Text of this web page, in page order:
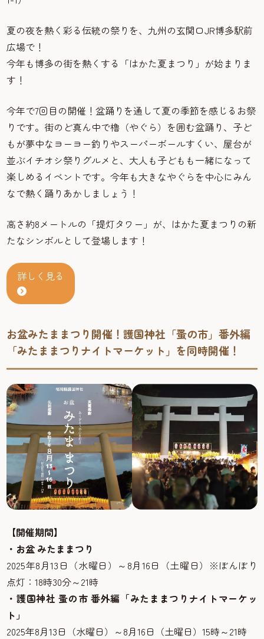
夏の夜を熱く彩る伝統の祭りを、九州の玄関口JR博多駅前
広場で！
今年も博多の街を熱くする「はかた夏まつり」が始まりま
す！
今年で7回目の開催！盆踊りを通して夏の季節を感じるお祭
りです。街のど真ん中で櫓（やぐら）を囲む盆踊り、子ど
もが夢中なヨーヨー釣りやスーパーボールすくい、屋台が
並ぶイチオシ祭りグルメと、大人も子どもも一緒になって
楽しめるイベントです。今年も大きなやぐらを中心にみん
なで熱く踊りあかしましょう！
高さ約8メートルの「提灯タワー」が、はかた夏まつりの新
たなシンボルとして登場します！
詳しく見る
お盆みたままつり開催！護国神社「蚤の市」番外編
「みたままつりナイトマーケット」を同時開催！
【開催期間】
・お盆 みたままつり
2025年8月13日（水曜日）～8月16日（土曜日）※ぼんぼり
点灯：18時30分～21時
・護国神社 蚤の市 番外編「みたままつりナイトマーケッ
ト」
2025年8月13日（水曜日）～8月16日（土曜日）15時～21時